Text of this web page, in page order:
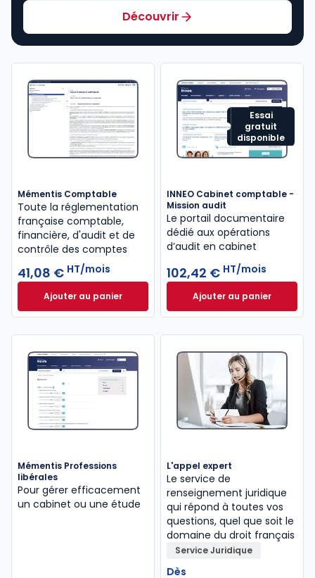
Découvrir
Mémentis Comptable
Toute la réglementation
française comptable,
financière, d'audit et de
contrôle des comptes
41,08 € HT/mois
Ajouter au panierMémentis Comptable à 41,08 € HT/mois
Essai
gratuit
disponible
INNEO Cabinet comptable -
Mission audit
Le portail documentaire
dédié aux opérations
d’audit en cabinet
102,42 € HT/mois
Ajouter au panier
INNEO Cabinet
Mémentis Professions
libérales
Pour gérer efficacement
un cabinet ou une étude
L'appel expert
Le service de
renseignement juridique
qui répond à toutes vos
questions, quel que soit le
domaine du droit français
Service Juridique
Dès